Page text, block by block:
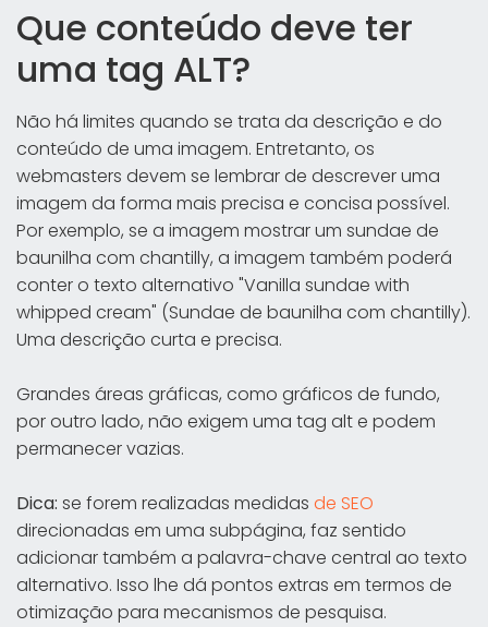
Que conteúdo deve ter
uma tag ALT?
Não há limites quando se trata da descrição e do
conteúdo de uma imagem. Entretanto, os
webmasters devem se lembrar de descrever uma
imagem da forma mais precisa e concisa possível.
Por exemplo, se a imagem mostrar um sundae de
baunilha com chantilly, a imagem também poderá
conter o texto alternativo "Vanilla sundae with
whipped cream" (Sundae de baunilha com chantilly).
Uma descrição curta e precisa.
Grandes áreas gráficas, como gráficos de fundo,
por outro lado, não exigem uma tag alt e podem
permanecer vazias.
Dica: se forem realizadas medidas de SEO
direcionadas em uma subpágina, faz sentido
adicionar também a palavra-chave central ao texto
alternativo. Isso lhe dá pontos extras em termos de
otimização para mecanismos de pesquisa.